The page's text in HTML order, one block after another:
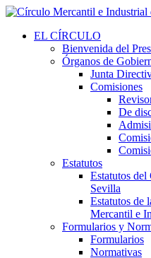
EL CÍRCULO
Bienvenida del
Órganos de
Junta
Comisiones
De
Estatutos
Estatutos
Sevilla
Estatutos de
Mercantil e
Formularios y
Formularios
Normativas